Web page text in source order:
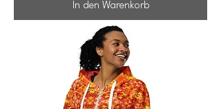
In den Warenkorb